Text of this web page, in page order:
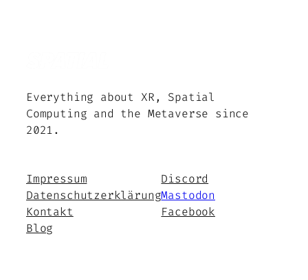
Everything about XR, Spatial
Computing and the Metaverse since
2021.
Impressum
Datenschutzerklärung
Kontakt
Blog
Discord
Mastodon
Facebook